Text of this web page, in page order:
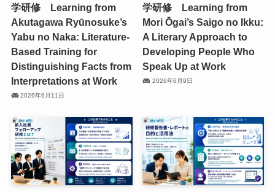
学研修 Learning from
Akutagawa Ryūnosuke’s
Yabu no Naka: Literature-
Based Training for
Distinguishing Facts from
Interpretations at Work
2026年6月11日
学研修 Learning from
Mori Ōgai’s Saigo no Ikku:
A Literary Approach to
Developing People Who
Speak Up at Work
2026年6月9日